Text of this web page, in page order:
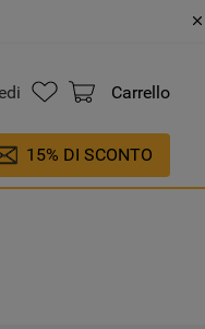
Carrello
15% DI SCONTO